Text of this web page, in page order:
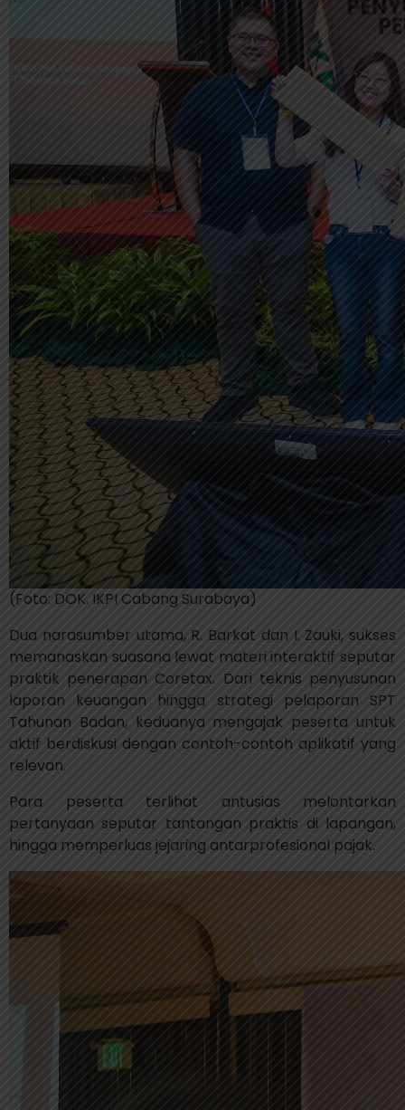
(Foto: DOK. IKPI Cabang Surabaya)
Dua narasumber utama, R. Barkat dan I. Zauki, sukses
memanaskan suasana lewat materi interaktif seputar
praktik penerapan Coretax. Dari teknis penyusunan
laporan keuangan hingga strategi pelaporan SPT
Tahunan Badan, keduanya mengajak peserta untuk
aktif berdiskusi dengan contoh-contoh aplikatif yang
relevan.
Para peserta terlihat antusias melontarkan
pertanyaan seputar tantangan praktis di lapangan,
hingga memperluas jejaring antarprofesional pajak.